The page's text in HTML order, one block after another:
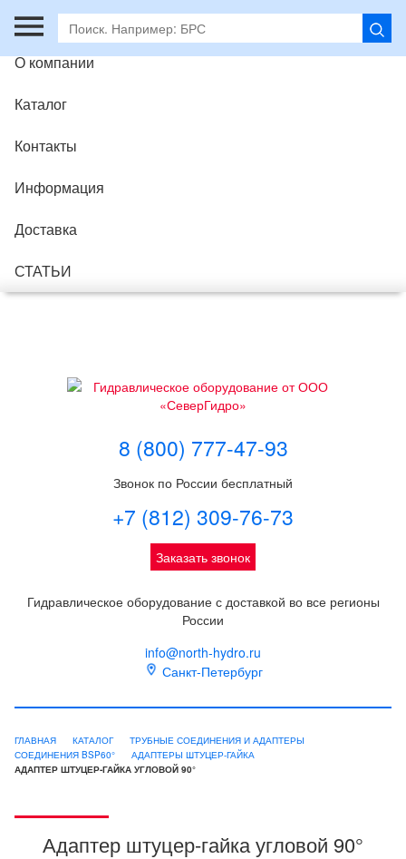
Главная
О компании
Каталог
Контакты
Информация
Доставка
СТАТЬИ
8 (800) 777-47-93
Звонок по России бесплатный
+7 (812) 309-76-73
Заказать звонок
Гидравлическое оборудование с доставкой во все регионы
России
info@north-hydro.ru
Санкт-Петербург
ГЛАВНАЯ КАТАЛОГ
ТРУБНЫЕ СОЕДИНЕНИЯ И АДАПТЕРЫ
СОЕДИНЕНИЯ BSP60°
АДАПТЕРЫ ШТУЦЕР-ГАЙКА
АДАПТЕР ШТУЦЕР-ГАЙКА УГЛОВОЙ 90°
Адаптер штуцер-гайка угловой 90°